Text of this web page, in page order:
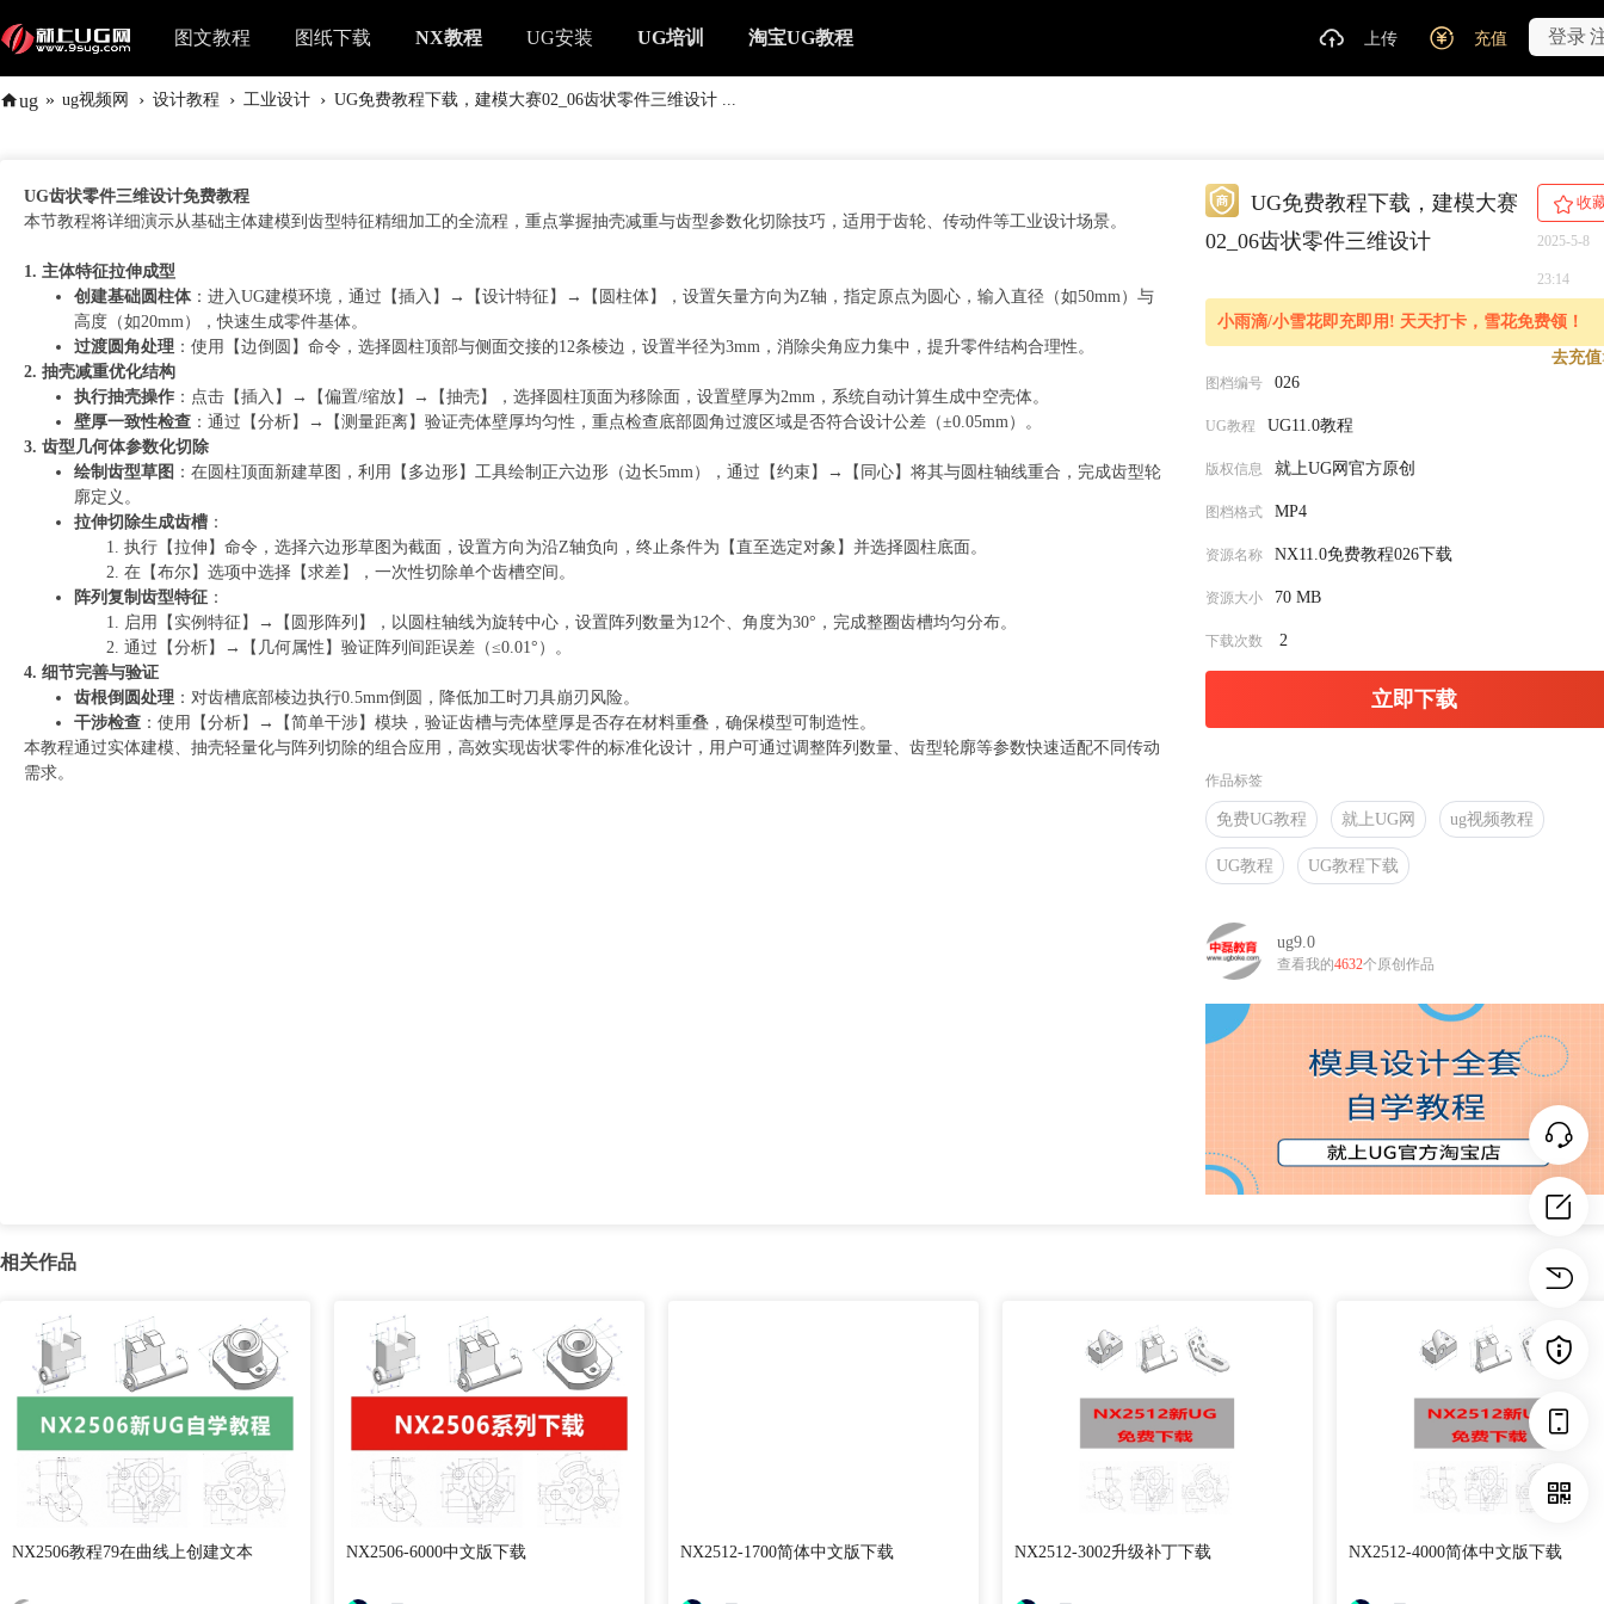
图文教程 图纸下载 NX教程 UG安装 UG培训 淘宝UG教程 登录
上传 充值
ug » ug视频网 › 设计教程 › 工业设计 › UG免费教程下载，建模大赛02_06齿状零件三维设计 ...
UG齿状零件三维设计免费教程
本节教程将详细演示从基础主体建模到齿型特征精细加工的全流程，重点掌握抽壳减重与齿型参数化切除技巧，适用于齿轮、传动件等工业设计场景。
1. 主体特征拉伸成型
创建基础圆柱体：进入UG建模环境，通过【插入】→【设计特征】→【圆柱体】，设置矢量方向为Z轴，指定原点为圆心，输入直径（如50mm）与
高度（如20mm），快速生成零件基体。
过渡圆角处理 ：使用【边倒圆】命令，选择圆柱顶部与侧面交接的12条棱边，设置半径为3mm，消除尖角应力集中，提升零件结构合理性。
2. 抽壳减重优化结构
执行抽壳操作 ：点击【插入】→【偏置/缩放】→【抽壳】，选择圆柱顶面为移除面，设置壁厚为2mm，系统自动计算生成中空壳体。
壁厚一致性检查 ：通过【分析】→【测量距离】验证壳体壁厚均匀性，重点检查底部圆角过渡区域是否符合设计公差（±0.05mm）。
3. 齿型几何体参数化切除
绘制齿型草图 ：在圆柱顶面新建草图，利用【多边形】工具绘制正六边形（边长5mm），通过【约束】→【同心】将其与圆柱轴线重合，完成齿型轮
廓定义。
拉伸切除生成齿槽 ：
执行【拉伸】命令，选择六边形草图为截面，设置方向为沿Z轴负向，终止条件为【直至选定对象】并选择圆柱底面。
在【布尔】选项中选择【求差】，一次性切除单个齿槽空间。
阵列复制齿型特征 ：
启用【实例特征】→【圆形阵列】，以圆柱轴线为旋转中心，设置阵列数量为12个、角度为30°，完成整圈齿槽均匀分布。
通过【分析】→【几何属性】验证阵列间距误差（≤0.01°）。
4. 细节完善与验证
齿根倒圆处理 ：对齿槽底部棱边执行0.5mm倒圆，降低加工时刀具崩刃风险。
干涉检查 ：使用【分析】→【简单干涉】模块，验证齿槽与壳体壁厚是否存在材料重叠，确保模型可制造性。
本教程通过实体建模、抽壳轻量化与阵列切除的组合应用，高效实现齿状零件的标准化设计，用户可通过调整阵列数量、齿型轮廓等参数快速适配不同传动
需求。
UG免费教程下载，建模大赛
02_06齿状零件三维设计
收
2025-5-8
23:14
小雨滴/小雪花即充即用! 天天打卡，雪花免费领！
去充
图档编号 026
UG教程 UG11.0教程
版权信息 就上UG网官方原创
图档格式 MP4
资源名称 NX11.0免费教程026下载
资源大小 70 MB
下载次数 2
立即下载
作品标签
免费UG教程 就上UG网 ug视频教程
UG教程 UG教程下载
ug9.0
查看我的4632个原创作品
相关作品
NX2506教程79在曲线上创建文本 NX2506-6000中文版下载 NX2512-1700简体中文版下载 NX2512-3002升级补丁下载 NX2512-4000简体中文版下载